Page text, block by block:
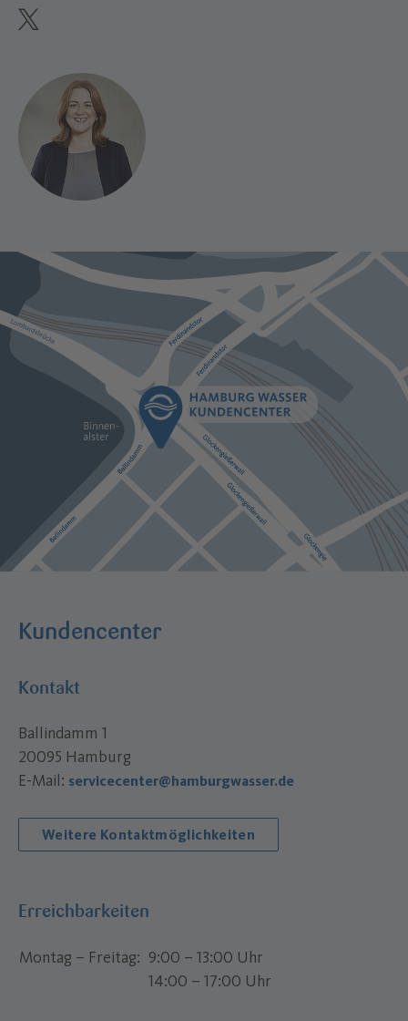
twitter
Kundencenter
Kontakt
Ballindamm 1
20095 Hamburg
E-Mail: servicecenter@hamburgwasser.de
Weitere Kontaktmöglichkeiten
Erreichbarkeiten
Montag – Freitag
9:00 – 13:00 Uhr
14:00 – 17:00 Uhr